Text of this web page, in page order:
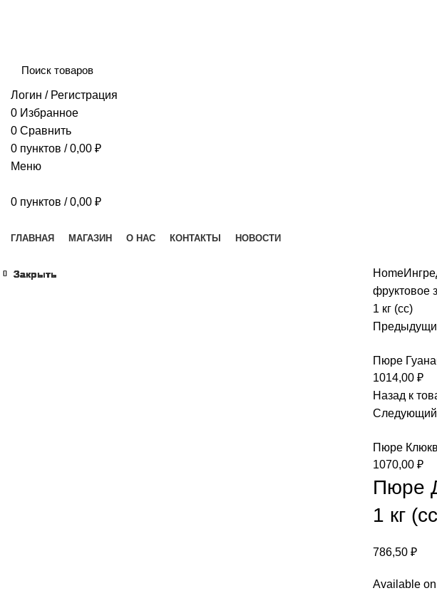
Логин / Регистрация
0 Избранное
0 Сравнить
0 пунктов / 0,00 ₽
Меню
0 пунктов / 0,00 ₽
ГЛАВНАЯ МАГАЗИН О НАС КОНТАКТЫ
НОВОСТИ
Home
фруктовое
1 кг (сс)
Пюре
1014,00 ₽
Назад к
Следующий
Пюре
1070,00 ₽
Пюре
1 кг
786,50 ₽
Available
Закрыть
Закрыть
Закрыть
Закрыть
Закрыть
Закрыть
Закрыть
Закрыть